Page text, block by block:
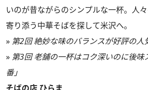
いのが昔ながらのシンプルな一杯。人
寄り添う中華そばを探して米沢へ。
» 第2回 絶妙な味のバランスが好評の人
» 第3回 老舗の一杯はコク深いのに後味
番」